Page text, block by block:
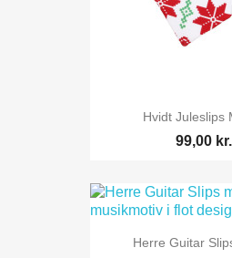
Hvidt Juleslips
99,00 kr.
Herre Guitar